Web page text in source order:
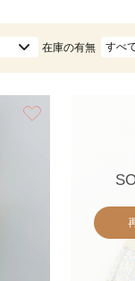
在庫の有無 すべ